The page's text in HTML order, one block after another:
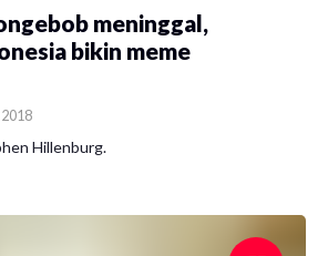
meninggal,
bikin meme
Hillenburg.